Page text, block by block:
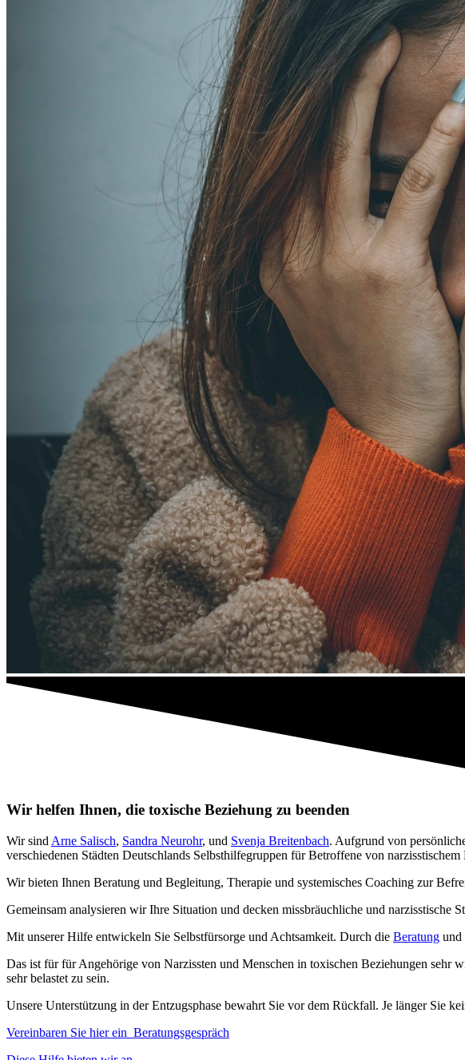
Wir helfen Ihnen, die toxische Beziehung zu beenden
Wir sind Arne Salisch, Sandra Neurohr, und Svenja Breitenbach. Aufgrund von
verschiedenen Städten Deutschlands Selbsthilfegruppen für Betroffene von
Wir bieten Ihnen Beratung und Begleitung, Therapie und systemisches Coaching zur
Gemeinsam analysieren wir Ihre Situation und decken missbräuchliche und narzisstische
Mit unserer Hilfe entwickeln Sie Selbstfürsorge und Achtsamkeit. Durch die Beratung und
Das ist für für Angehörige von Narzissten und Menschen in toxischen Beziehungen sehr
sehr belastet zu sein.
Unsere Unterstützung in der Entzugsphase bewahrt Sie vor dem Rückfall. Je länger Sie
Vereinbaren Sie hier ein Beratungsgespräch